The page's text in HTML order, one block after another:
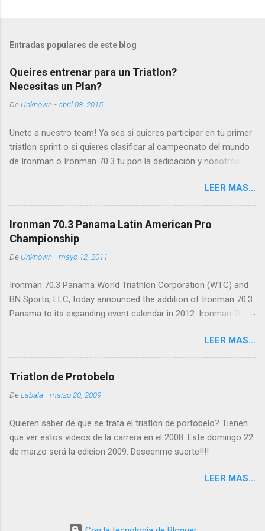
Entradas populares de este blog
Queires entrenar para un Triatlon?
Necesitas un Plan?
DeUnknown -abril 08, 2015
Unete a nuestro team! Ya sea si quieres participar en tu primer
triatlon sprint o si quieres clasificar al campeonato del mundo
de Ironman o Ironman 70.3 tu pon la dedicación y nosotros
planilla@caminoakona.com
LEER MAS...
Ironman 70.3 Panama Latin American Pro
Championship
DeUnknown -mayo 12, 2011
Ironman 70.3 Panama World Triathlon Corporation (WTC) and
BN Sports, LLC, today announced the addition of Ironman 70.3
Panama to its expanding event calendar in 2012. Ironman 70.3
Isthmus of Panama and will serve as the Ironman 70.3 Latin
American Pro Championship as well as a qualifier for the 2012
Ironman World Championship 70.3 at Lake Las Vegas in
Pro Championship race with Ironman 70.3 Panama,” said Steve
provides breathtaking natural and historic beauty, high profile
race routes and easy accessibility from the U.S. and major
international markets. Ironman 70.3 Panama will complement
San Juan, Cancun and St. Croix.” Athletes will swim 1.2 miles
LEER MAS...
Triatlon de Protobelo
DeLabala -marzo 20, 2009
Quieren saber de que se trata el triatlon de portobelo? Tienen
que ver estos videos de la carrera en el 2008. Este domingo 22
de marzo será la edicion 2009. Deseenme suerte!!!!
LEER MAS...